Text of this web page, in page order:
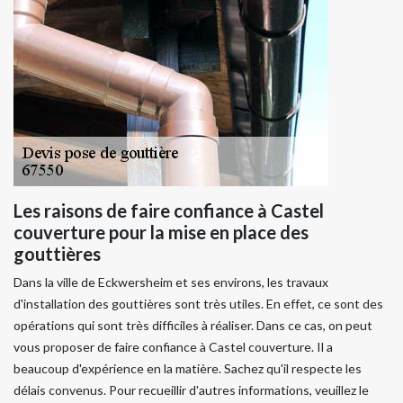
Les raisons de faire confiance à Castel
couverture pour la mise en place des
gouttières
Dans la ville de Eckwersheim et ses environs, les travaux
d'installation des gouttières sont très utiles. En effet, ce sont des
opérations qui sont très difficiles à réaliser. Dans ce cas, on peut
vous proposer de faire confiance à Castel couverture. Il a
beaucoup d'expérience en la matière. Sachez qu'il respecte les
délais convenus. Pour recueillir d'autres informations, veuillez le